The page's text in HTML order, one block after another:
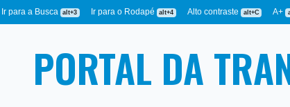
Ir para a Busca alt+3 Ir para o Rodapé alt+4 Alto contraste alt+C A+
PORTAL DA